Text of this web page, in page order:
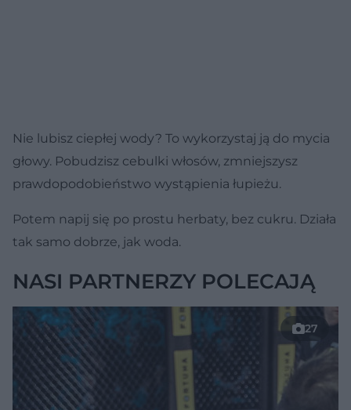
Nie lubisz ciepłej wody? To wykorzystaj ją do mycia
głowy. Pobudzisz cebulki włosów, zmniejszysz
prawdopodobieństwo wystąpienia łupieżu.
Potem napij się po prostu herbaty, bez cukru. Działa
tak samo dobrze, jak woda.
NASI PARTNERZY POLECAJĄ
27